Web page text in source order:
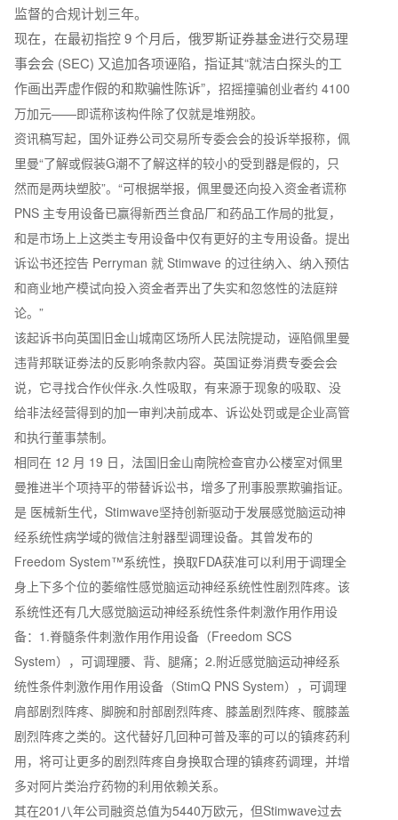
监督的合规计划三年。
现在，在最初指控 9 个月后，俄罗斯证券基金进行交易理
事会会 (SEC) 又追加各项诬陷，指证其“就洁白探头的工
作画出弄虚作假的和欺骗性陈诉”，招摇撞骗创业者约 4100
万加元——即谎称该构件除了仅就是堆朔胶。
资讯稿写起，国外证券公司交易所专委会会的投诉举报称，佩
里曼“了解或假装G潮不了解这样的较小的受到器是假的，只
然而是两块塑胶”。“可根据举报，佩里曼还向投入资金者谎称
PNS 主专用设备已赢得新西兰食品厂和药品工作局的批复，
和是市场上上这类主专用设备中仅有更好的主专用设备。提出
诉讼书还控告 Perryman 就 Stimwave 的过往纳入、纳入预估
和商业地产模试向投入资金者弄出了失实和忽悠性的法庭辩
论。”
该起诉书向英国旧金山城南区场所人民法院提动，诬陷佩里曼
违背邦联证劵法的反影响条款内容。英国证劵消费专委会会
说，它寻找合作伙伴永.久性吸取，有来源于现象的吸取、没
给非法经营得到的加一审判决前成本、诉讼处罚或是企业高管
和执行董事禁制。
相同在 12 月 19 日，法国旧金山南院检查官办公楼室对佩里
曼推进半个项持平的带替诉讼书，增多了刑事股票欺骗指证。
是 医械新生代，Stimwave坚持创新驱动于发展感觉脑运动神
经系统性病学域的微信注射器型调理设备。其曾发布的
Freedom System™系统性，换取FDA获准可以利用于调理全
身上下多个位的萎缩性感觉脑运动神经系统性性剧烈阵疼。该
系统性还有几大感觉脑运动神经系统性条件刺激作用作用设
备：1.脊髓条件刺激作用作用设备（Freedom SCS
System），可调理腰、背、腿痛；2.附近感觉脑运动神经系
统性条件刺激作用作用设备（StimQ PNS System），可调理
肩部剧烈阵疼、脚腕和肘部剧烈阵疼、膝盖剧烈阵疼、髋膝盖
剧烈阵疼之类的。这代替好几回种可普及率的可以的镇疼药利
用，将可让更多的剧烈阵疼自身换取合理的镇疼药调理，并增
多对阿片类治疗药物的利用依赖关系。
其在201八年公司融资总值为5440万欧元，但Stimwave过去